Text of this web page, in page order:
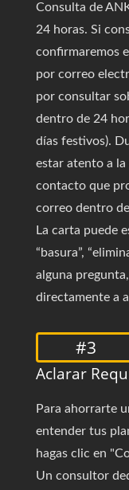
Consulta de
24 horas. Si
confirmaremos
por correo
por consultar
dentro de 24
días festivos).
estar atento a
contacto que
correo dentro
La carta puede
“basura”,
alguna
directamente a
#3
Aclarar
Para ahorrarte
entender tus
hagas clic en
Un consultor